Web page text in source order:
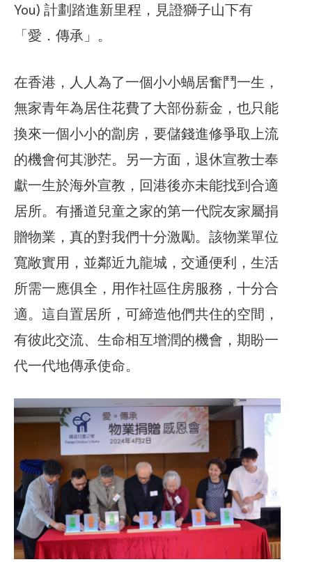
You) 計劃踏進新里程，見證獅子山下有
「愛．傳承」。
在香港，人人為了一個小小蝸居奮鬥一生，
無家青年為居住花費了大部份薪金，也只能
換來一個小小的劏房，要儲錢進修爭取上流
的機會何其渺茫。另一方面，退休宣教士奉
獻一生於海外宣教，回港後亦未能找到合適
居所。有播道兒童之家的第一代院友家屬捐
贈物業，真的對我們十分激勵。該物業單位
寬敞實用，並鄰近九龍城，交通便利，生活
所需一應俱全，用作社區住房服務，十分合
適。這自置居所，可締造他們共住的空間，
有彼此交流、生命相互增潤的機會，期盼一
代一代地傳承使命。